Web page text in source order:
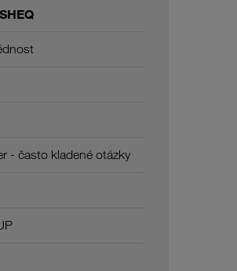
- často kladené otázky